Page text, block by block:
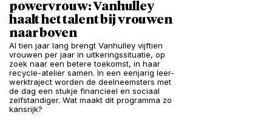
powervrouw: Vanhulley
haalt het talent bij vrouwen
naar boven
Al tien jaar lang brengt Vanhulley vijftien
vrouwen per jaar in uitkeringssituatie, op
zoek naar een betere toekomst, in haar
recycle-atelier samen. In een eenjarig leer-
werktraject worden de deelneemsters met
de dag een stukje financieel en sociaal
zelfstandiger. Wat maakt dit programma zo
kansrijk?